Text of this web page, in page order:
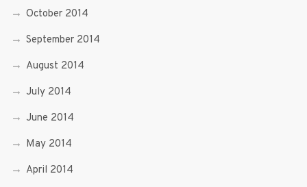
October 2014
September 2014
August 2014
July 2014
June 2014
May 2014
April 2014